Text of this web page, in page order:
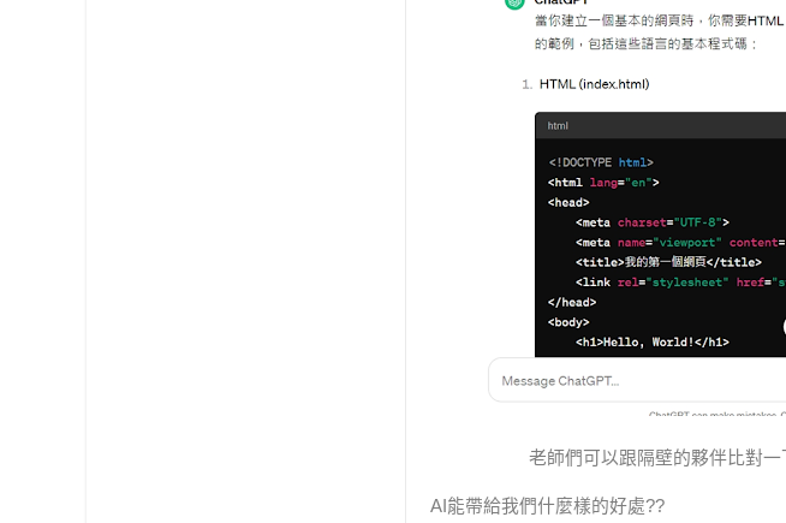
老師們可以跟隔壁的夥伴比對
AI能帶給我們什麼樣的好處??